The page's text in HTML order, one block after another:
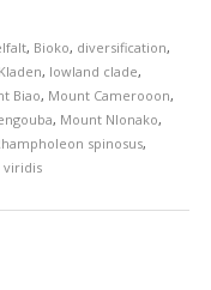
, Bioko, diversification,
Kladen, lowland clade,
Biao, Mount Camerooon,
, Mount Nlonako,
spinosus,
viridis